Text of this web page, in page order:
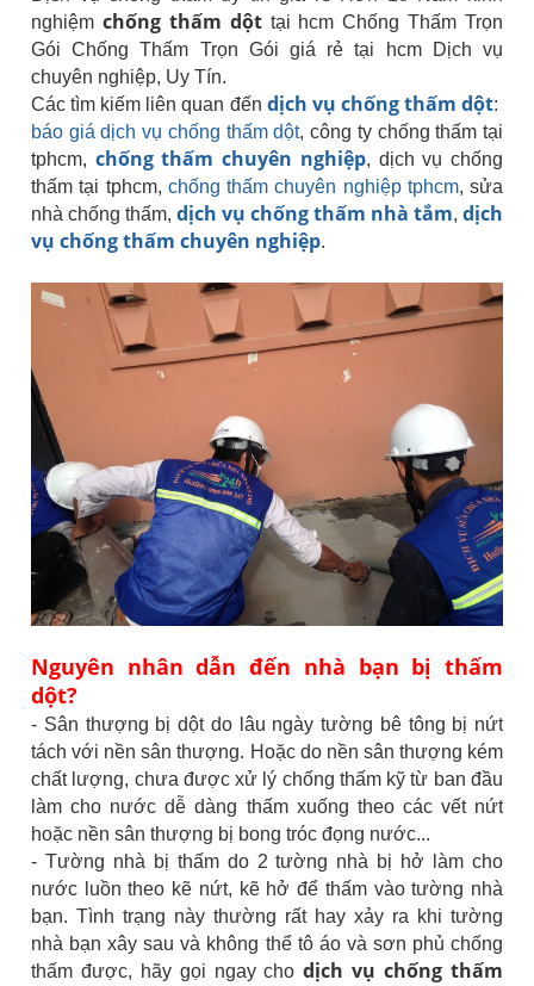
nghiệm chống thấm dộttại hcm Chống Thấm Trọn
Gói Chống Thấm Trọn Gói giá rẻ tại hcm Dịch vụ
chuyên nghiệp, Uy Tín.
Các tìm kiếm liên quan đến dịch vụ chống thấm dột:
báo giá dịch vụ chống thấm dột, công ty chống thấm tại
tphcm, chống thấm chuyên nghiệp, dịch vụ chống
thấm tại tphcm, chống thấm chuyên nghiệp tphcm, sửa
nhà chống thấm, dịch vụ chống thấm nhà tắm, dịch
vụ chống thấm chuyên nghiệp.
Nguyên nhân dẫn đến nhà bạn bị thấm
dột?
- Sân thượng bị dột do lâu ngày tường bê tông bị nứt
tách với nền sân thượng. Hoặc do nền sân thượng kém
chất lượng, chưa được xử lý chống thấm kỹ từ ban đầu
làm cho nước dễ dàng thấm xuống theo các vết nứt
hoặc nền sân thượng bị bong tróc đọng nước...
- Tường nhà bị thấm do 2 tường nhà bị hở làm cho
nước luồn theo kẽ nứt, kẽ hở để thấm vào tường nhà
bạn. Tình trạng này thường rất hay xảy ra khi tường
nhà bạn xây sau và không thể tô áo và sơn phủ chống
thấm được, hãy gọi ngay chodịch vụ chống thấm